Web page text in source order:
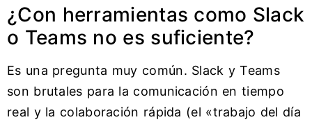
¿Con herramientas como Slack
o Teams no es suficiente?
Es una pregunta muy común. Slack y Teams
son brutales para la comunicación en tiempo
real y la colaboración rápida (el «trabajo del día